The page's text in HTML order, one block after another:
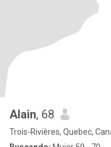
Alain, 68
Trois-Rivières, Quebec,